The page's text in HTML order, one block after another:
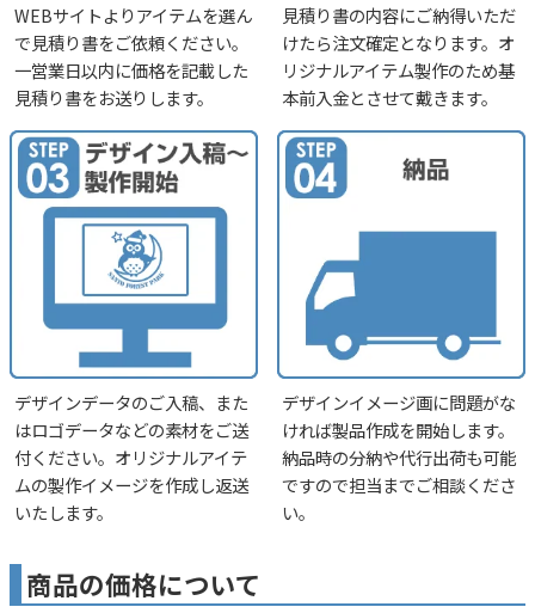
WEBサイトよりアイテムを選ん
で見積り書をご依頼ください。
一営業日以内に価格を記載した
見積り書をお送りします。
見積り書の内容にご納得いただ
けたら注文確定となります。オ
リジナルアイテム製作のため基
本前入金とさせて戴きます。
デザインデータのご入稿、また
はロゴデータなどの素材をご送
付ください。オリジナルアイテ
ムの製作イメージを作成し返送
いたします。
デザインイメージ画に問題がな
ければ製品作成を開始します。
納品時の分納や代行出荷も可能
ですので担当までご相談くださ
い。
商品の価格について